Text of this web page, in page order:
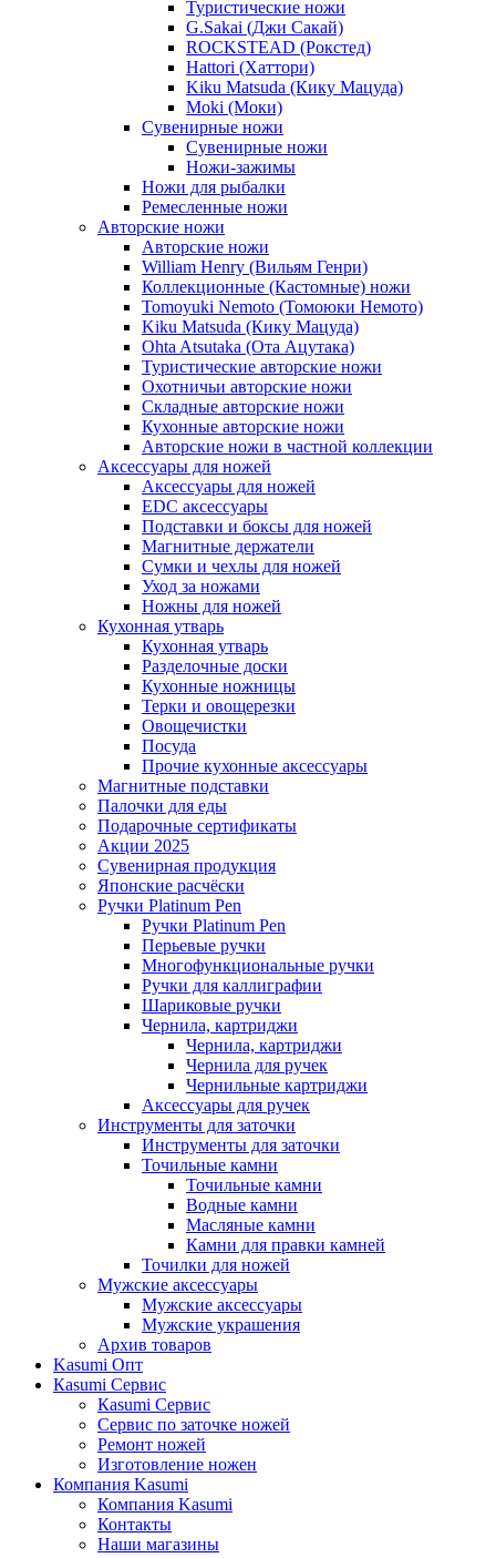
Туристические ножи
G.Sakai (Джи Сакай)
ROCKSTEAD (Рокстед)
Hattori (Хаттори)
Kiku Matsuda (Кику Мацуда)
Moki (Моки)
Сувенирные ножи
Сувенирные ножи
Ножи-зажимы
Ножи для рыбалки
Ремесленные ножи
Авторские ножи
Авторские ножи
William Henry (Вильям Генри)
Коллекционные (Кастомные) ножи
Tomoyuki Nemoto (Томоюки Немото)
Kiku Matsuda (Кику Мацуда)
Ohta Atsutaka (Ота Ацутака)
Туристические авторские ножи
Охотничьи авторские ножи
Складные авторские ножи
Кухонные авторские ножи
Авторские ножи в частной коллекции
Аксессуары для ножей
Аксессуары для ножей
EDC аксессуары
Подставки и боксы для ножей
Магнитные держатели
Сумки и чехлы для ножей
Уход за ножами
Ножны для ножей
Кухонная утварь
Кухонная утварь
Разделочные доски
Кухонные ножницы
Терки и овощерезки
Овощечистки
Посуда
Прочие кухонные аксессуары
Магнитные подставки
Палочки для еды
Подарочные сертификаты
Акции 2025
Сувенирная продукция
Японские расчёски
Ручки Platinum Pen
Ручки Platinum Pen
Перьевые ручки
Многофункциональные ручки
Ручки для каллиграфии
Шариковые ручки
Чернила, картриджи
Чернила, картриджи
Чернила для ручек
Чернильные картриджи
Аксессуары для ручек
Инструменты для заточки
Инструменты для заточки
Точильные камни
Точильные камни
Водные камни
Масляные камни
Камни для правки камней
Точилки для ножей
Мужские аксессуары
Мужские аксессуары
Мужские украшения
Архив товаров
Kasumi Опт
Кasumi Сервис
Кasumi Сервис
Сервис по заточке ножей
Ремонт ножей
Изготовление ножен
Компания Kasumi
Компания Kasumi
Контакты
Наши магазины